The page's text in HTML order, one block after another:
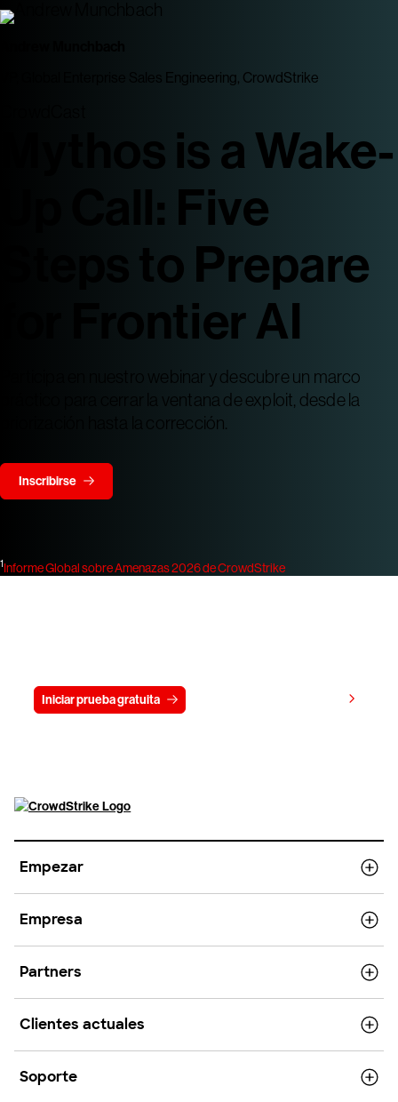
VP, Global Enterprise Sales Engineering, CrowdStrike
Mythos is a Wake-
Up Call: Five
Steps to Prepare
for Frontier AI
Participa en nuestro webinar y descubre un marco
práctico para cerrar la ventana de exploit, desde la
priorización hasta la corrección.
Inscribirse
1Informe Global sobre Amenazas 2026 de CrowdStrike
Iniciar prueba gratuita
Empezar
Empresa
Partners
Clientes actuales
Soporte